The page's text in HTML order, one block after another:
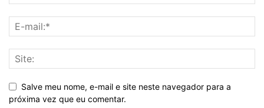
Salve meu nome, e-mail e site neste navegador para a
próxima vez que eu comentar.